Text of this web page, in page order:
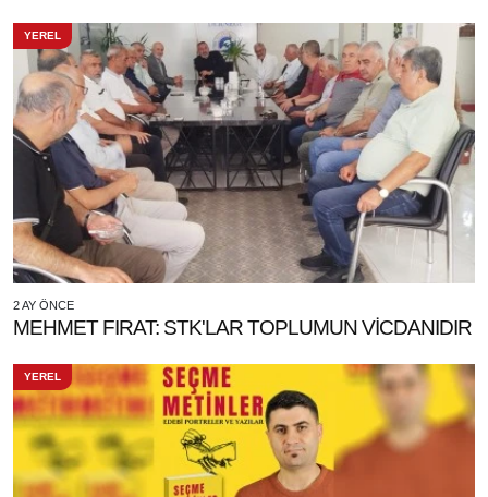
YEREL
2 AY ÖNCE
MEHMET FIRAT: STK'LAR TOPLUMUN VİCDANIDIR
YEREL